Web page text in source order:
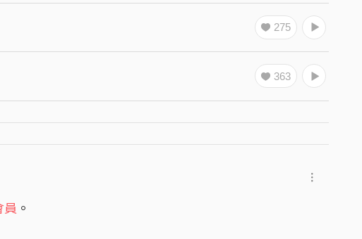
275
363
員 。